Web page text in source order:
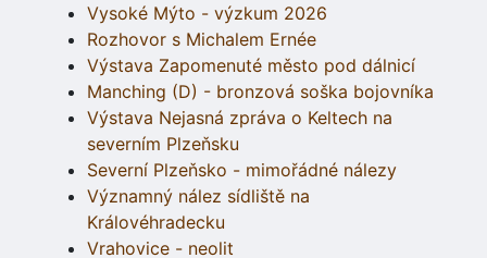
Vysoké Mýto - výzkum 2026
Rozhovor s Michalem Ernée
Výstava Zapomenuté město pod dálnicí
Manching (D) - bronzová soška bojovníka
Výstava Nejasná zpráva o Keltech na
severním Plzeňsku
Severní Plzeňsko - mimořádné nálezy
Významný nález sídliště na
Královéhradecku
Vrahovice - neolit